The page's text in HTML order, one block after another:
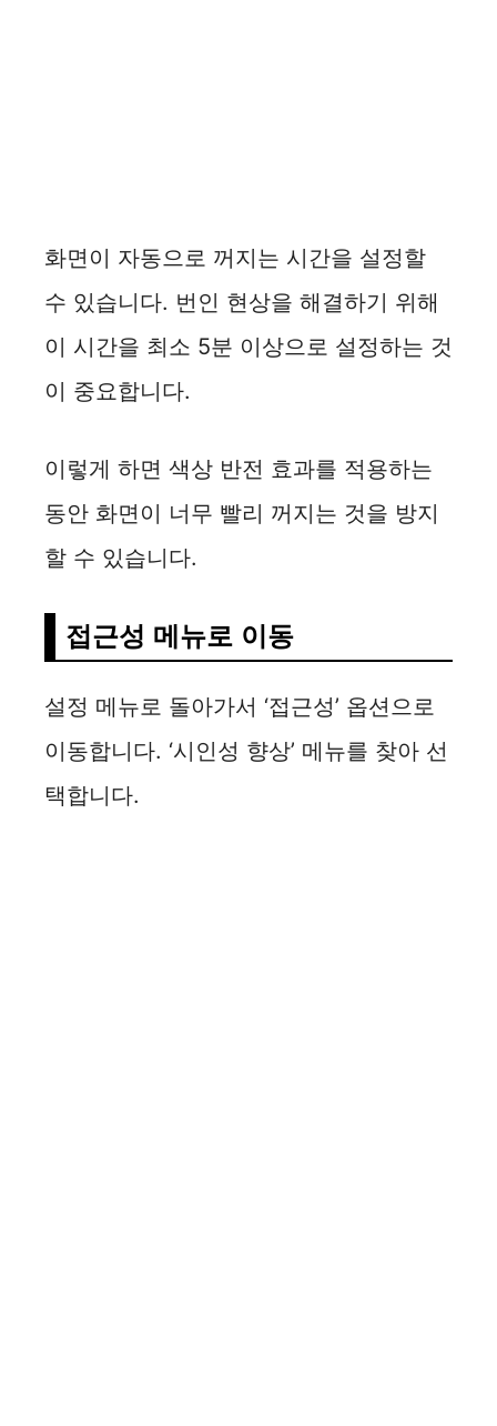
화면이 자동으로 꺼지는 시간을 설정할
수 있습니다. 번인 현상을 해결하기 위해
이 시간을 최소 5분 이상으로 설정하는 것
이 중요합니다.
이렇게 하면 색상 반전 효과를 적용하는
동안 화면이 너무 빨리 꺼지는 것을 방지
할 수 있습니다.
접근성 메뉴로 이동
설정 메뉴로 돌아가서 ‘접근성’ 옵션으로
이동합니다. ‘시인성 향상’ 메뉴를 찾아 선
택합니다.